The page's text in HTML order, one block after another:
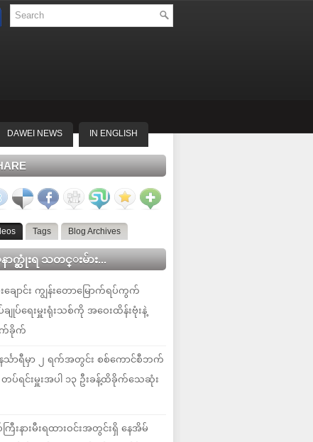
DAWEI NEWS IN ENGLISH
Tags Blog Archives
ာက္ဆုံးရ သတင္းမ်ား...
ချောင်း ကျွန်းတောမြောက်ရပ်ကွက်
ျုပ်ရေးမှူးရုံးသစ်ကို အဝေးထိန်းဗုံးနဲ့
ခိုက်
သာရီမှာ ၂ ရက်အတွင်း စစ်ကောင်စီဘက်
ပ်ရင်းမှူးအပါ ၁၃ ဦးခန့်ထိခိုက်သေဆုံး
ကြီးနားမီးရထားဝင်းအတွင်းရှိ နေအိမ်